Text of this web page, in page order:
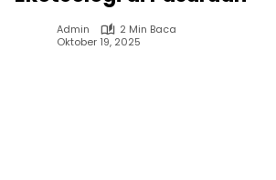
Admin
2 Min Baca
Oktober 19, 2025